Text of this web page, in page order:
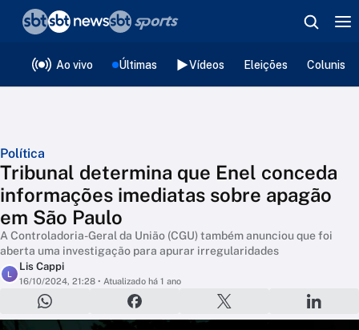
Ao vivo Últimas Vídeos Eleições
Política
Tribunal determina que Enel conceda
informações imediatas sobre apagão
em São Paulo
A Controladoria-Geral da União (CGU) também anunciou que foi
aberta uma investigação para apurar irregularidades
L
Lis Cappi
16/10/2024, 21:28 • Atualizado há 1 ano
❮voltar
Editorias